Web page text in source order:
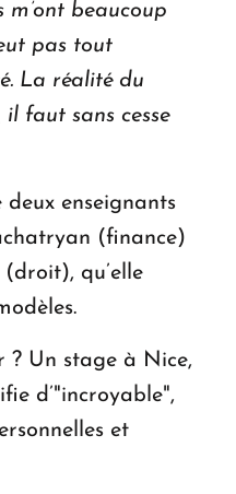
m’ont beaucoup
pas tout
La réalité du
faut sans cesse
enseignants
(finance)
qu’elle
? Un stage à Nice,
d’"incroyable",
et